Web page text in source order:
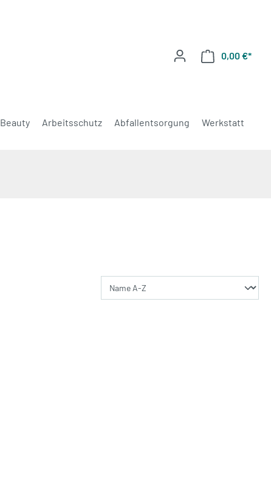
0,00 €*
Beauty Arbeitsschutz Abfallentsorgung Werkstatt